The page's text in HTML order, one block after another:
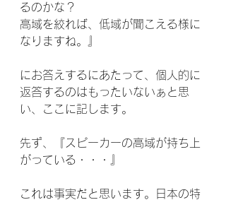
るのかな？
高域を絞れば、低域が聞こえる様に
なりますね。』
にお答えするにあたって、個人的に
返答するのはもったいないぁと思
い、ここに記します。
先ず、『スピーカーの高域が持ち上
がっている・・・』
これは事実だと思います。日本の特